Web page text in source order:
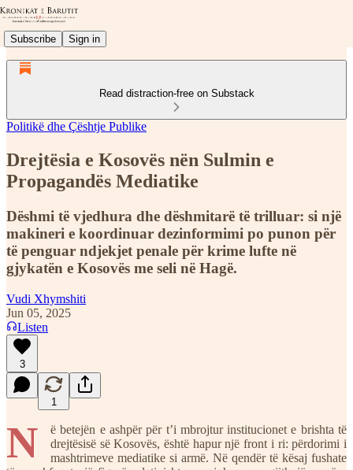
Subscribe Sign in
Read distraction-free on Substack
Politikë dhe Çështje Publike
Drejtësia e Kosovës nën Sulmin e
Propagandës Mediatike
Dëshmi të vjedhura dhe dëshmitarë të trilluar: si një
makineri e koordinuar dezinformimi po punon për
të penguar ndjekjet penale për krime lufte në
gjykatën e Kosovës me seli në Hagë.
Vudi Xhymshiti
Jun 05, 2025
Listen
3
1
N
ë betejën e ashpër për t’i mbrojtur institucionet e brishta të
drejtësisë së Kosovës, është hapur një front i ri: përdorimi i
mashtrimeve mediatike si armë. Në qendër të kësaj fushate